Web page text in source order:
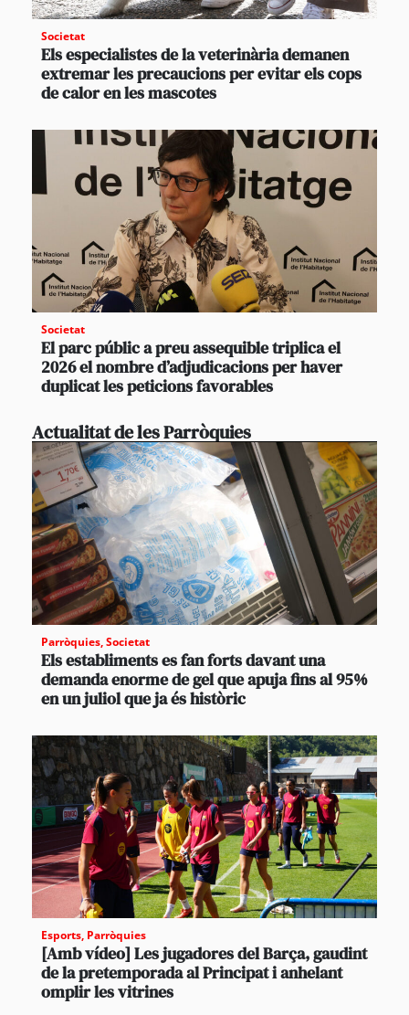
Societat
Els especialistes de la veterinària demanen
extremar les precaucions per evitar els cops
de calor en les mascotes
Societat
El parc públic a preu assequible triplica el
2026 el nombre d’adjudicacions per haver
duplicat les peticions favorables
Actualitat de les Parròquies
Parròquies,Societat
Els establiments es fan forts davant una
demanda enorme de gel que apuja fins al 95%
en un juliol que ja és històric
Esports, Parròquies
[Amb vídeo] Les jugadores del Barça, gaudint
de la pretemporada al Principat i anhelant
omplir les vitrines